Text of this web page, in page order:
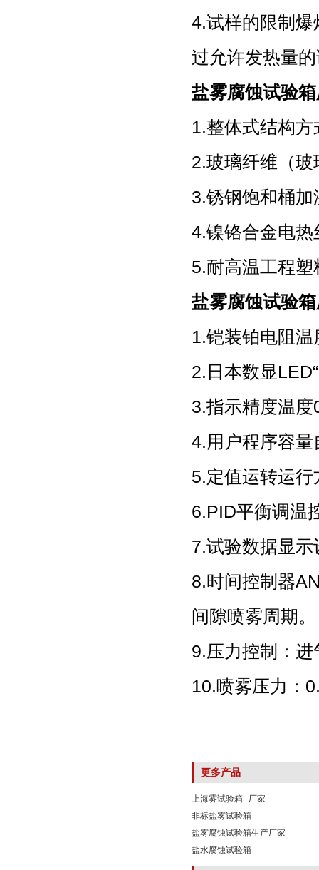
4.试样的限制爆
过允许发热量
盐雾腐蚀试验
1.整体式结构方
2.玻璃纤维（玻
3.锈钢饱和桶
4.镍铬合金电热丝
5.耐高温工程塑
盐雾腐蚀试验
1.铠装铂电阻
2.日本数显
3.指示精度温度
4.用户程序容量
5.定值运转运行方式
6.PID平衡调温控
7.试验数据显示
8.时间控制器
间隙喷雾周期。
9.压力控制：进
10.喷雾压力
更多产品
上海雾试验箱--厂家
非标盐雾试验箱
盐雾腐蚀试验箱生产厂家
盐水腐蚀试验箱